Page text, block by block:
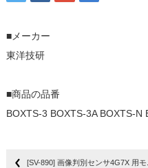
■メーカー
東洋技研
■商品の品番
BOXTS-3 BOXTS-3A BOXTS-N
[SV-890] 画像判別センサ4G7X 用